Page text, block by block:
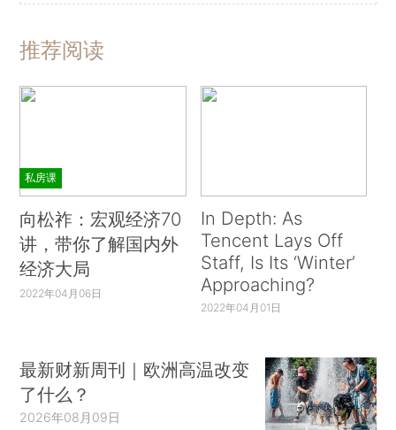
推荐阅读
私房课
向松祚：宏观经济70
讲，带你了解国内外
经济大局
2022年04月06日
In Depth: As
Tencent Lays Off
Staff, Is Its ‘Winter’
Approaching?
2022年04月01日
最新财新周刊｜欧洲高温改变
了什么？
2026年08月09日